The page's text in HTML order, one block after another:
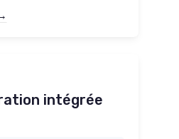
intégrée